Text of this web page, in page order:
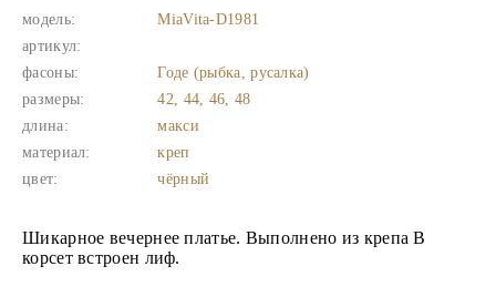
модель:
MiaVita-D1981
артикул:
фасоны:
Годе (рыбка, русалка)
размеры:
42, 44, 46, 48
длина:
макси
материал:
креп
цвет:
чёрный
Шикарное вечернее платье. Выполнено из крепа В
корсет встроен лиф.